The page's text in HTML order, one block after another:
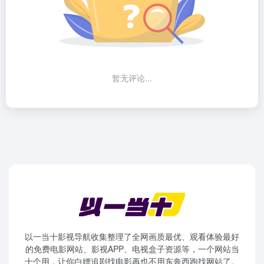
暂无评论...
以一当十影视导航收集整理了全网画质最优、观看体验最好
的免费电影网站、影视APP、电视盒子资源等，一个网站当
十个用，让你白嫖追剧找电影再也不用东奔西跑找网站了。